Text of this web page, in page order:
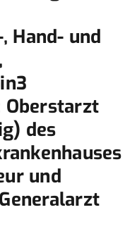
Hand- und
des
und